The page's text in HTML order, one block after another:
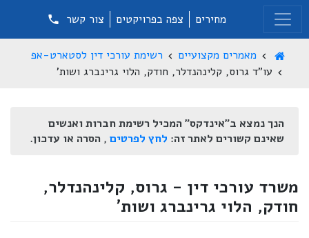
מחירים צפה בפרויקטים צור קשר
מאמרים מקצועיים
רשימת עורכי דין לסטארט-אפ
עו"ד גרוס, קלינהנדלר, חודק, הלוי גרינברג ושות'
הנך נמצא ב"אינדקס" המכיל רשימת חברות ואנשים
שאינם קשורים לאתר זה: לחץ לפרטים , הסרה או עדכון.
משרד עורכי דין - גרוס, קלינהנדלר,
חודק, הלוי גרינברג ושות'